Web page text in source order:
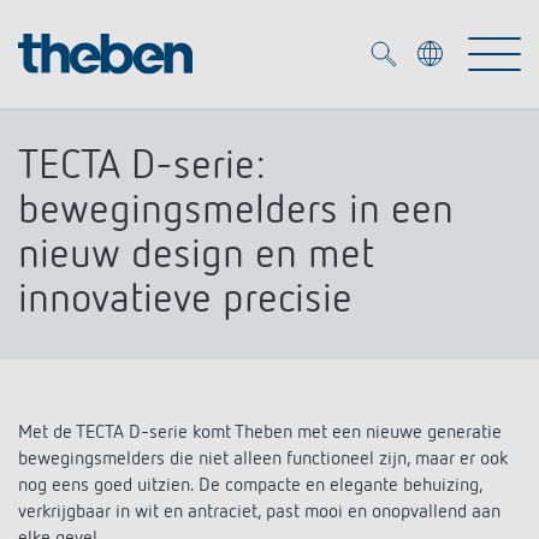
Producten
KNX
Aanwezigheids- en bewegingsmelders
LED spot
OEM
OEM-experts
Referenties
Tijd- en lichtregeling
DALI-2 lichtregeling
Mediatheek
Onderneming
TECTA D-serie:
bewegingsmelders in een
nieuw design en met
innovatieve precisie
Met de TECTA D-serie komt Theben met een nieuwe generatie
bewegingsmelders die niet alleen functioneel zijn, maar er ook
nog eens goed uitzien. De compacte en elegante behuizing,
verkrijgbaar in wit en antraciet, past mooi en onopvallend aan